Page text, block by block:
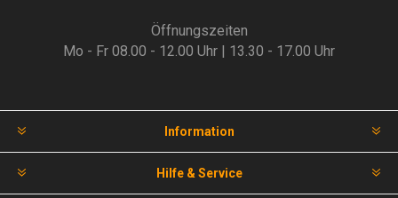
Öffnungszeiten
Mo - Fr 08.00 - 12.00 Uhr | 13.30 - 17.00 Uhr
Information
Hilfe & Service